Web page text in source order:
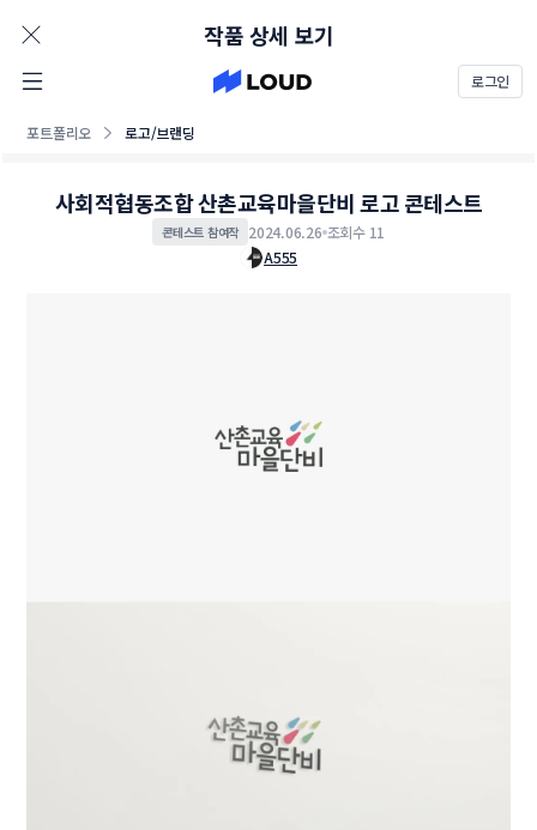
로그인
포트폴리오 로고/브랜딩
작품 상세 보기
사회적협동조합 산촌교육마을단비 로고 콘테스트
콘테스트 참여작 2024.06.26 조회수 11
A555